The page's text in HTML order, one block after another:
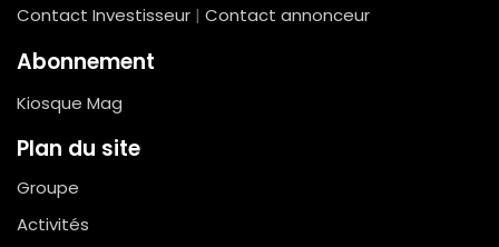
Contact Investisseur | Contact annonceur
Abonnement
Kiosque Mag
Plan du site
Groupe
Activités